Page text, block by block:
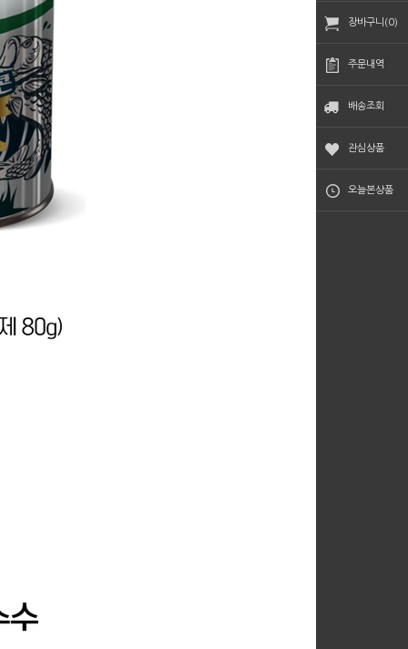
장바구니(0)
주문내역
배송조회
관심상품
오늘본상품